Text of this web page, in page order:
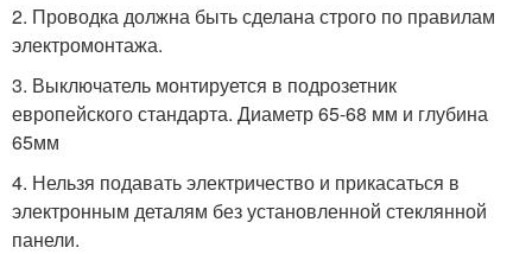
2. Проводка должна быть сделана строго по правилам
электромонтажа.
3. Выключатель монтируется в подрозетник
европейского стандарта. Диаметр 65-68 мм и глубина
65мм
4. Нельзя подавать электричество и прикасаться в
электронным деталям без установленной стеклянной
панели.